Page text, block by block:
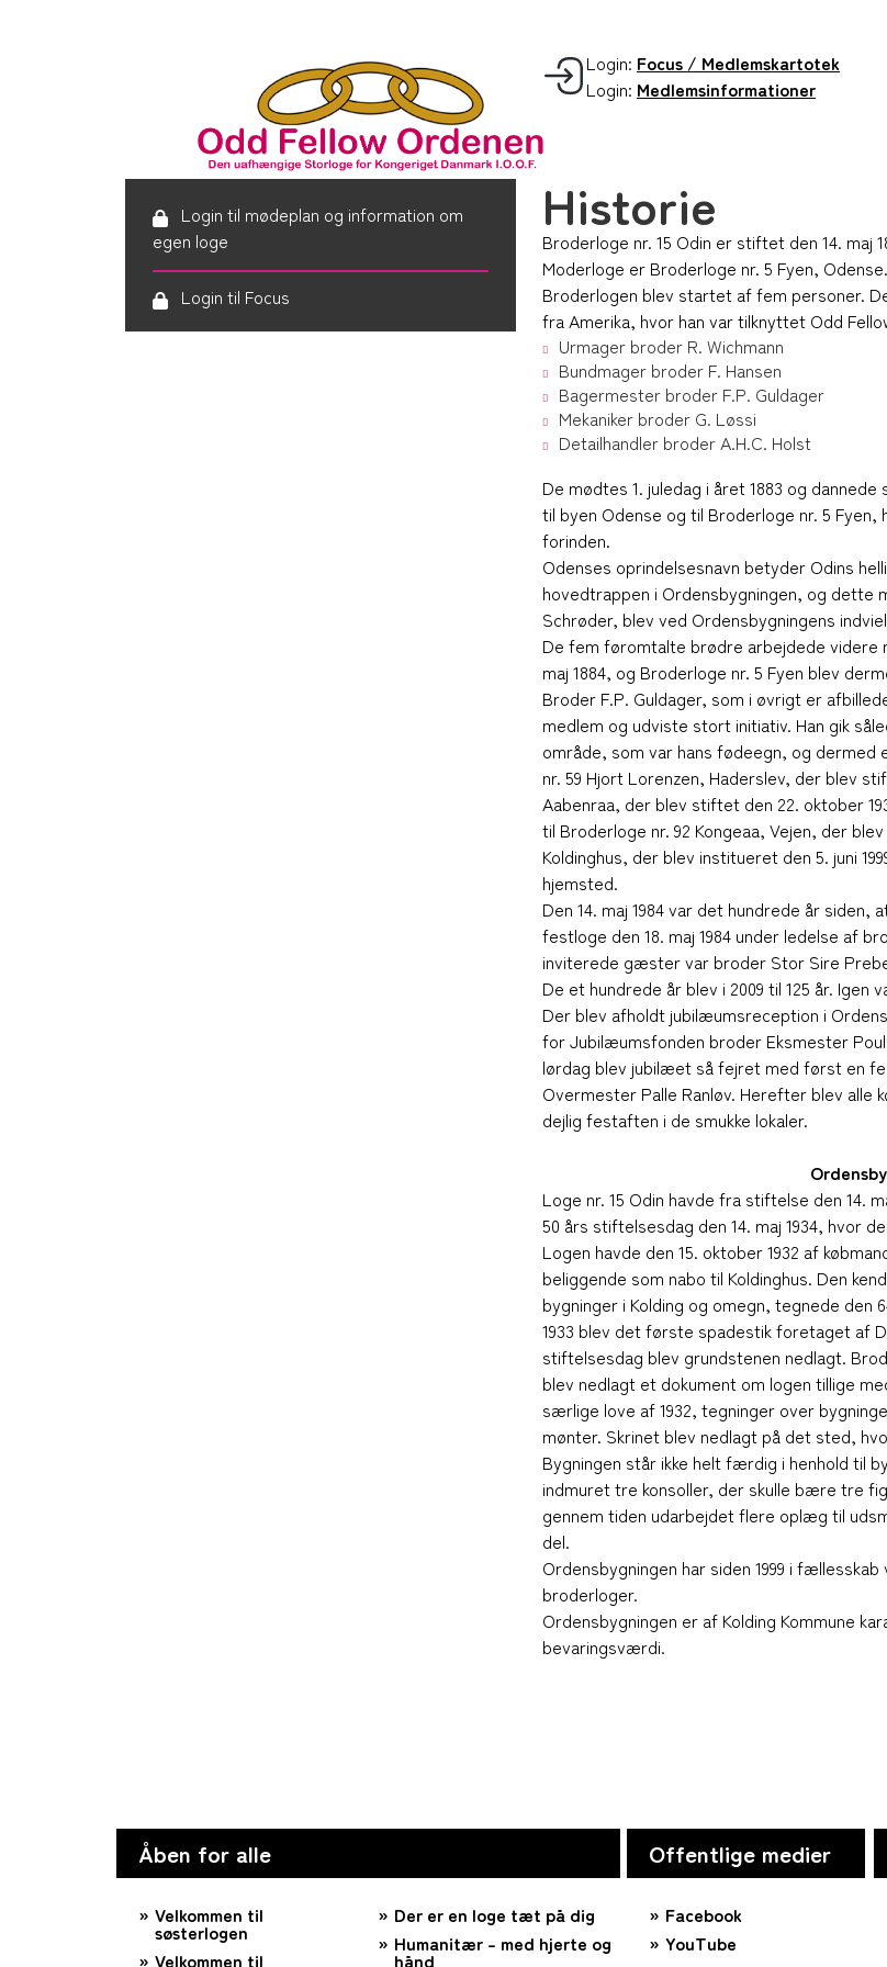
Login: Focus / Medlemskartotek
Login: Medlemsinformationer
Login til mødeplan og information om
egen loge
Login til Focus
Historie
Broderloge nr. 15 Odin er stiftet den 14. maj
Moderloge er Broderloge nr. 5 Fyen, Odense.
Broderlogen blev startet af fem personer.
fra Amerika, hvor han var tilknyttet Odd
Urmager broder R. Wichmann
Bundmager broder F. Hansen
Bagermester broder F.P. Guldager
Mekaniker broder G. Løssi
Detailhandler broder A.H.C. Holst
De mødtes 1. juledag i året 1883 og
til byen Odense og til Broderloge nr. 5
forinden.
Odenses oprindelsesnavn betyder Odins
hovedtrappen i Ordensbygningen, og dette
Schrøder, blev ved Ordensbygningens
De fem føromtalte brødre arbejdede videre
maj 1884, og Broderloge nr. 5 Fyen blev
Broder F.P. Guldager, som i øvrigt er
medlem og udviste stort initiativ. Han gik
område, som var hans fødeegn, og
nr. 59 Hjort Lorenzen, Haderslev, der blev
Aabenraa, der blev stiftet den 22. oktober
til Broderloge nr. 92 Kongeaa, Vejen, der
Koldinghus, der blev institueret den 5. juni
hjemsted.
Den 14. maj 1984 var det hundrede år
festloge den 18. maj 1984 under ledelse af
inviterede gæster var broder Stor Sire
De et hundrede år blev i 2009 til 125 år.
Der blev afholdt jubilæumsreception i
for Jubilæumsfonden broder Eksmester
lørdag blev jubilæet så fejret med først en
Overmester Palle Ranløv. Herefter blev alle
dejlig festaften i de smukke lokaler.
Loge nr. 15 Odin havde fra stiftelse den 14.
50 års stiftelsesdag den 14. maj 1934, hvor
Logen havde den 15. oktober 1932 af
beliggende som nabo til Koldinghus. Den
bygninger i Kolding og omegn, tegnede den
1933 blev det første spadestik foretaget af
stiftelsesdag blev grundstenen nedlagt.
blev nedlagt et dokument om logen tillige
særlige love af 1932, tegninger over
mønter. Skrinet blev nedlagt på det sted,
Bygningen står ikke helt færdig i henhold til
indmuret tre konsoller, der skulle bære tre
gennem tiden udarbejdet flere oplæg til
del.
Ordensbygningen har siden 1999 i
broderloger.
Ordensbygningen er af Kolding Kommune
bevaringsværdi.
Åben for alle
Velkommen til
søsterlogen
Velkommen til
Der er en loge tæt på dig
Humanitær – med hjerte og
hånd
Offentlige medier
Facebook
YouTube